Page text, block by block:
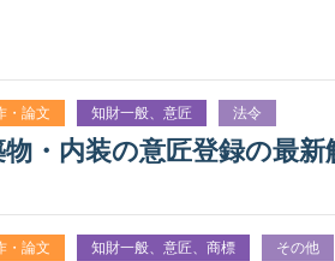
・論文 知財一般、意匠 法令
物・内装の意匠登録の最新
・論文 知財一般、意匠、商標 その他